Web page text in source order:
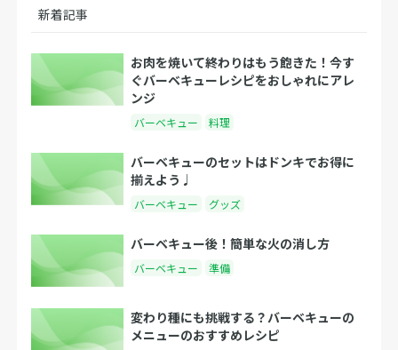
新着記事
お肉を焼いて終わりはもう飽きた！今す
ぐバーベキューレシピをおしゃれにアレ
ンジ
バーベキュー 料理
バーベキューのセットはドンキでお得に
揃えよう♩
バーベキュー グッズ
バーベキュー後！簡単な火の消し方
バーベキュー 準備
変わり種にも挑戦する？バーベキューの
メニューのおすすめレシピ